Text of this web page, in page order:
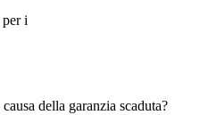
per i
della garanzia scaduta?